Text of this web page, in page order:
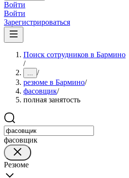
Войти
Войти
Зарегистрироваться
Поиск сотрудников в Бармино
/
... /
резюме в Бармино/
фасовщик/
полная занятость
фасовщик
Резюме